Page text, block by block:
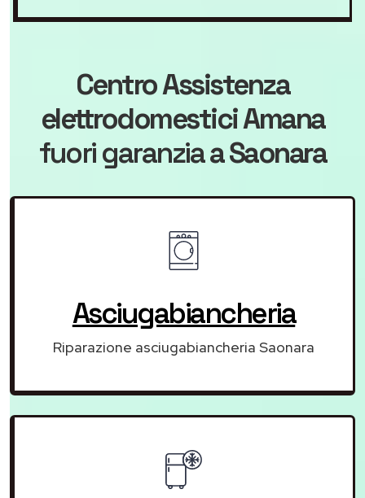
Centro Assistenza
elettrodomestici Amana
fuori garanziaa Saonara
Asciugabiancheria
Riparazione asciugabiancheria Saonara